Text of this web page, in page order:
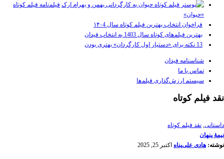
فیلم‌نامه فیلم کوتاه
«حیوان»
فراخوان انتخاب بهترین فیلم کوتاه سال ۱۴۰4
بهترین فیلم‌های کوتاه سال 1403 به انتخاب فیدان
13 نکته برای «دستیار اول کارگردان» بهتری بودن
شناسنامه فیدان
تماس با ما
سیستم ارزش‌گذاری فیلم‌ها
نقد فیلم کوتاه
داستانی, نقد فیلم کوتاه
نیمۀ پنهان
نوشته: هادی علی‌پناه اکتبر 25, 2025